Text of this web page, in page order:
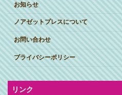
お知らせ
ノアゼットプレスについて
お問い合わせ
プライバシーポリシー
リンク